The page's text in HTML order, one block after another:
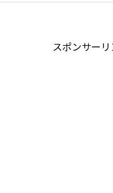
スポンサーリ